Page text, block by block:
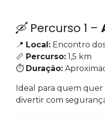
🛶 Percurso 1 –
📍 Local: Encontro
📏 Percurso: 1,5 km
⏱ Duração:
Ideal para quem
divertir com